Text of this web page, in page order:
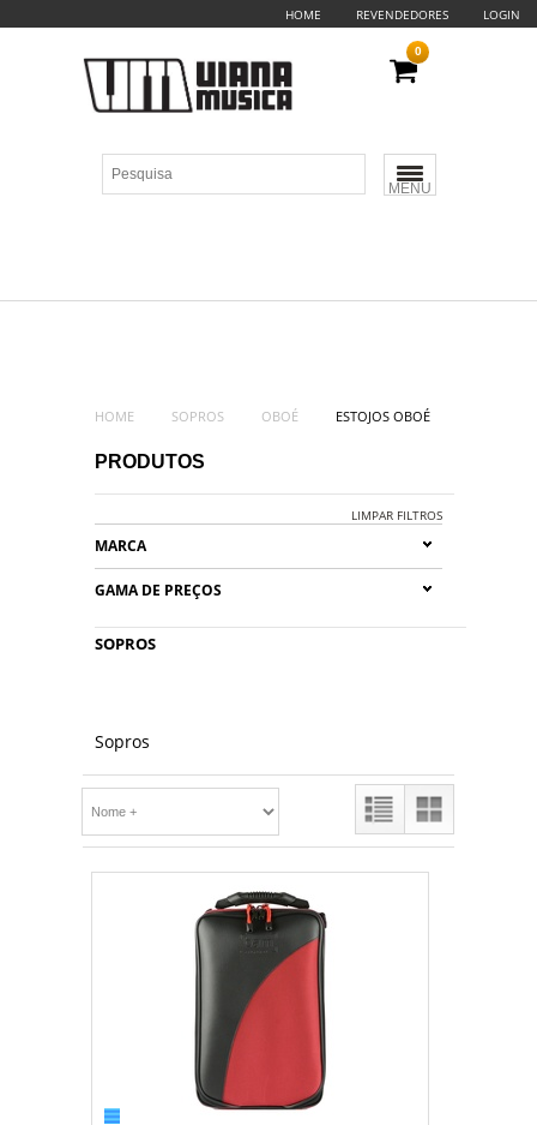
HOME REVENDEDORES LOGIN
MENU
0
HOME SOPROS OBOÉ ESTOJOS OBOÉ
PRODUTOS
LIMPAR FILTROS
MARCA
GAMA DE PREÇOS
SOPROS
Sopros